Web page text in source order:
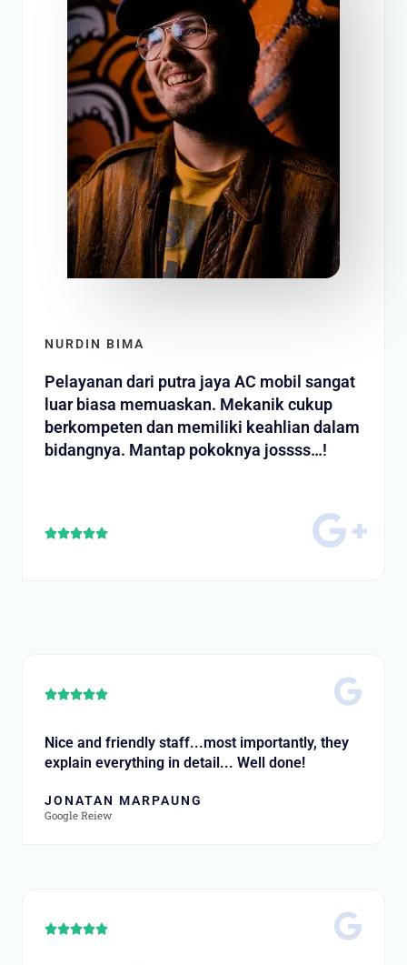
NURDIN BIMA
Pelayanan dari putra jaya AC mobil sangat
luar biasa memuaskan. Mekanik cukup
berkompeten dan memiliki keahlian dalam
bidangnya. Mantap pokoknya jossss…!
Rated
Rated
Nice and friendly staff...most importantly, they
explain everything in detail... Well done!
JONATAN MARPAUNG
Google Reiew
Rated